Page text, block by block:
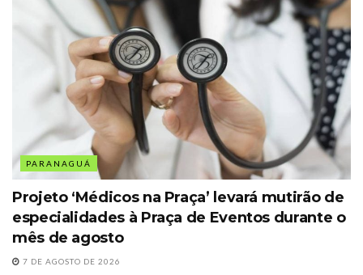
PARANAGUÁ
Projeto ‘Médicos na Praça’ levará mutirão de
especialidades à Praça de Eventos durante o
mês de agosto
7 DE AGOSTO DE 2026